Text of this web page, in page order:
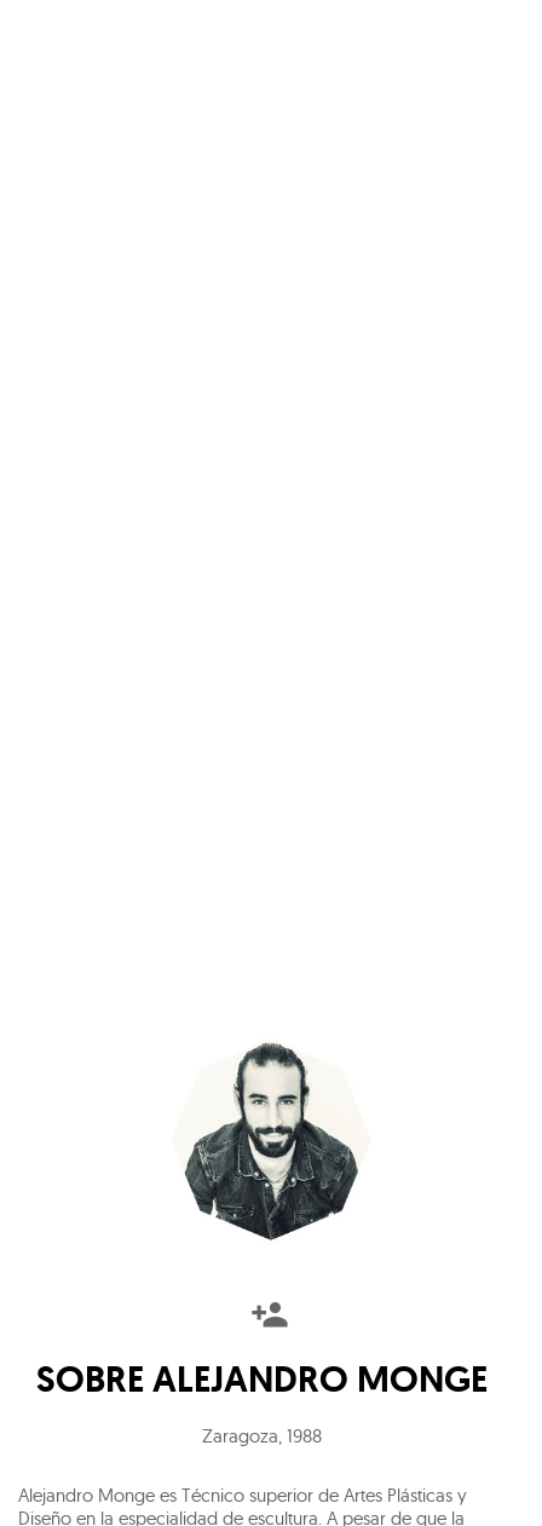
SOBRE ALEJANDRO MONGE
Zaragoza, 1988
Alejandro Monge es Técnico superior de Artes Plásticas y
Diseño en la especialidad de escultura. A pesar de que la